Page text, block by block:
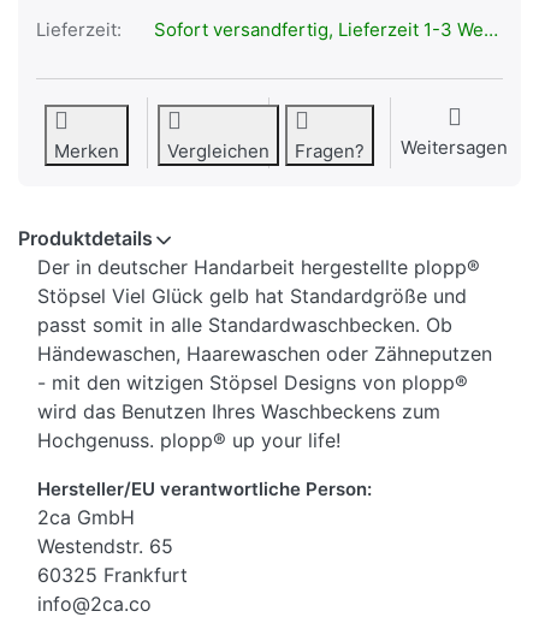
Lieferzeit: Sofort versandfertig, Lieferzeit 1-3 Werktage.
Merken Vergleichen Fragen? Weitersagen
Produktdetails
Der in deutscher Handarbeit hergestellte plopp®
Stöpsel Viel Glück gelb hat Standardgröße und
passt somit in alle Standardwaschbecken. Ob
Händewaschen, Haarewaschen oder Zähneputzen
- mit den witzigen Stöpsel Designs von plopp®
wird das Benutzen Ihres Waschbeckens zum
Hochgenuss. plopp® up your life!
Hersteller/EU verantwortliche Person:
2ca GmbH
Westendstr. 65
60325 Frankfurt
info@2ca.co